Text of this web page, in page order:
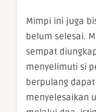
Mimpi ini juga
belum selesai.
sempat
menyelimuti si
berpulang
menyelesaikan